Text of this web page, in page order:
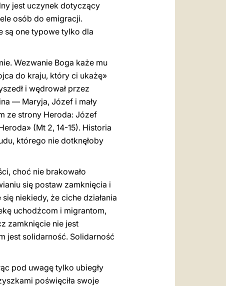
jest uczynek dotyczący
osób do emigracji.
są one typowe tylko dla
Wezwanie Boga każe mu
do kraju, który ci ukażę»
i wędrował przez
— Maryja, Józef i mały
ze strony Heroda: Józef
(Mt 2, 14-15). Historia
którego nie dotknęłoby
choć nie brakowało
się postaw zamknięcia i
niekiedy, że ciche działania
uchodźcom i migrantom,
zamknięcie nie jest
jest solidarność. Solidarność
pod uwagę tylko ubiegły
poświęciła swoje